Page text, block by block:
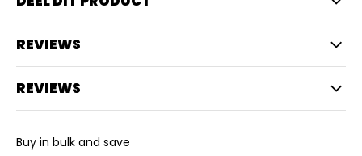
REVIEWS
REVIEWS
Buy in bulk and save